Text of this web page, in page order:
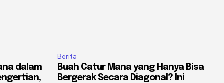
dalam
Berita
Buah Catur Mana yang Hanya Bisa
Bergerak Secara Diagonal? Ini